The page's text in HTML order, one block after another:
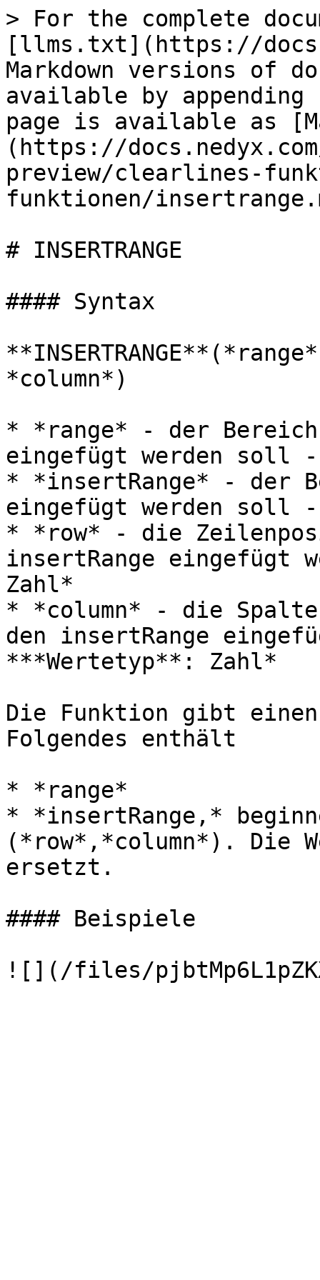
> For the complete
[llms.txt](https://
Markdown versions of
available by
page is available as
(https://
preview/clearlines-
funktionen/
# INSERTRANGE
#### Syntax
*column*)
* *range* - der
eingefügt werden soll
* *insertRange* - der
eingefügt werden soll
* *row* - die
insertRange eingefügt
Zahl*
* *column* - die
den insertRange
***Wertetyp**: Zahl*
Die Funktion gibt
Folgendes enthält
* *range*
* *insertRange,*
(*row*,*column*). Die
ersetzt.
#### Beispiele